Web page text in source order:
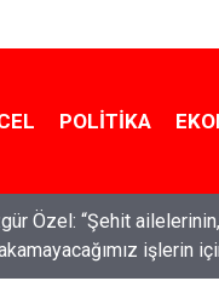
POLITIKA
Özel: “Şehit
işlerin